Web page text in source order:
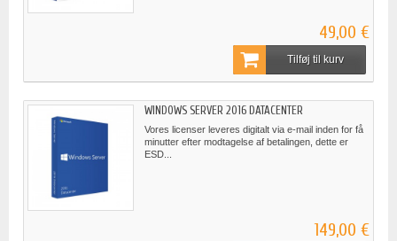
49,00 €
Tilføj til kurv
WINDOWS SERVER 2016 DATACENTER
Vores licenser leveres digitalt via e-mail inden for få
minutter efter modtagelse af betalingen, dette er
ESD...
149,00 €